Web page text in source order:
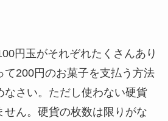
円玉がそれぞれたくさんあり
て200円のお菓子を支払う方法
なさい。ただし使わない硬貨
せん。硬貨の枚数は限りがな